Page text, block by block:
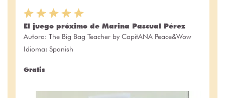
El juego próximo de Marina Pascual Pérez
Autora: The Big Bag Teacher by CapitANA Peace&Wow
Idioma: Spanish
Gratis